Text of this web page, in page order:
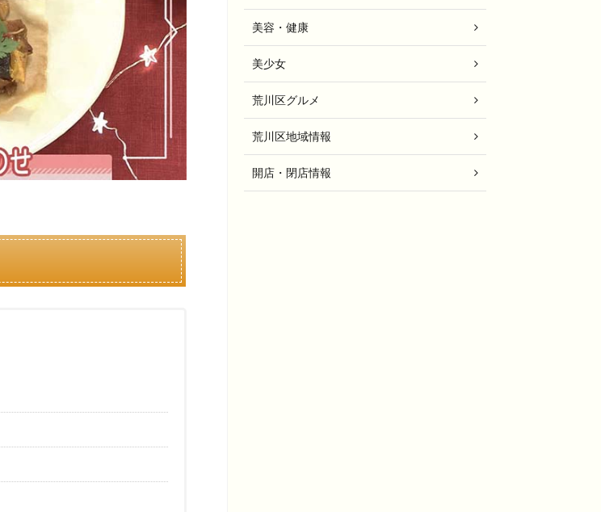
美容・健康
美少女
荒川区グルメ
荒川区地域情報
開店・閉店情報